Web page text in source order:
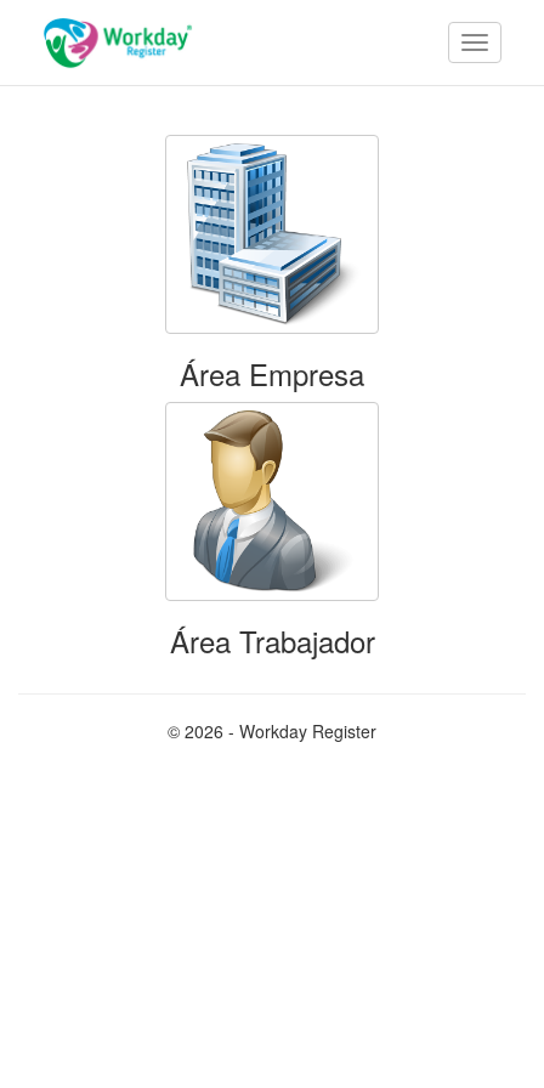
Área Empresa
Área Trabajador
© 2026 - Workday Register